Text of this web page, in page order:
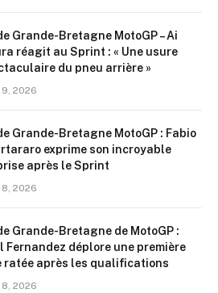
Grande-Bretagne MotoGP – Ai
réagit au Sprint : « Une usure
du pneu arrière »
2026
Grande-Bretagne MotoGP : Fabio
exprime son incroyable
après le Sprint
2026
Grande-Bretagne de MotoGP :
Fernandez déplore une première
ratée après les qualifications
2026